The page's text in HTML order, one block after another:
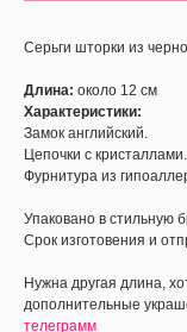
Серьги шторки из
Длина: около 12 см
Характеристики:
Замок английский.
Цепочки с кристаллами.
Фурнитура из
Упаковано в стильную
Срок изготовения и
Нужна другая длина,
дополнительные
телеграмм